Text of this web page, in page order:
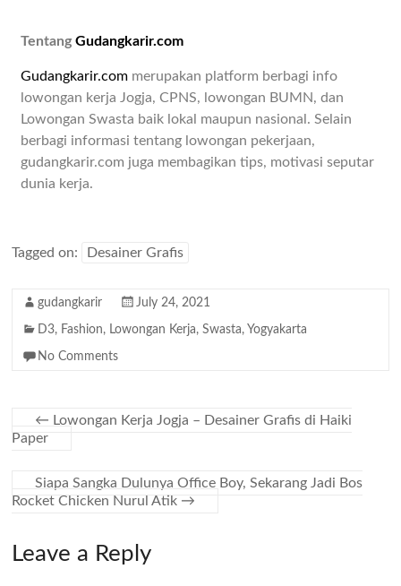
TentangGudangkarir.com
Gudangkarir.com merupakan platform berbagi info
lowongan kerja Jogja, CPNS, lowongan BUMN, dan
Lowongan Swasta baik lokal maupun nasional. Selain
berbagi informasi tentang lowongan pekerjaan,
gudangkarir.com juga membagikan tips, motivasi seputar
dunia kerja.
Tagged on: Desainer Grafis
gudangkarir July 24, 2021
D3, Fashion, Lowongan Kerja,Swasta, Yogyakarta
No Comments
← Lowongan Kerja Jogja – Desainer Grafis di Haiki
Paper
Siapa Sangka Dulunya Office Boy, Sekarang Jadi Bos
Rocket Chicken Nurul Atik →
Leave a Reply